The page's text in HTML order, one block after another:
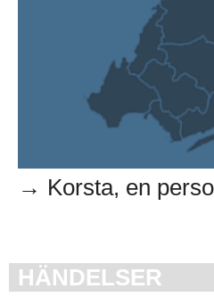
→ Korsta, en
HÄNDELSER